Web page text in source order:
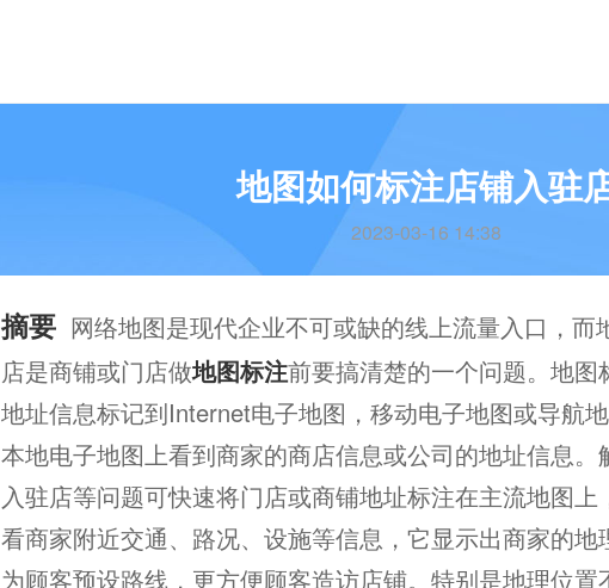
地图如何标注店铺入驻
2023-03-16 14:38
摘要 网络地图是现代企业不可或缺的线上流量入口，而
店是商铺或门店做地图标注前要搞清楚的一个问题。地
地址信息标记到Internet电子地图，移动电子地图或导航
本地电子地图上看到商家的商店信息或公司的地址信息
入驻店等问题可快速将门店或商铺地址标注在主流地图
看商家附近交通、路况、设施等信息，它显示出商家的
为顾客预设路线，更方便顾客造访店铺。特别是地理位